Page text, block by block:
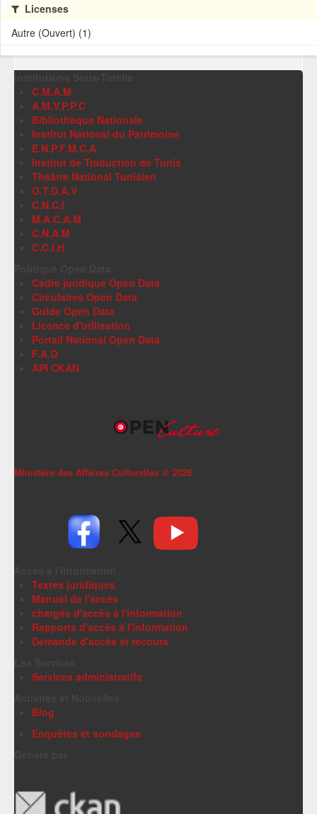
Licenses
Autre (Ouvert) (1)
C.M.A.M
A.M.V.P.P.C
Bibliothèque Nationale
Institut National du Patrimoine
E.N.P.F.M.C.A
Institut de Traduction de Tunis
Théâtre National Tunisien
O.T.D.A.V
C.N.C.I
M.A.C.A.M
C.N.A.M
C.C.I.H
Cadre juridique Open Data
Circulaires Open Data
Guide Open Data
Licence d'utilisation
Portail National Open Data
F.A.Q
API CKAN
Ministère des Affaires Culturelles © 2026
Textes juridiques
Manuel de l'accès
chargés d'accès à l'information
Rapports d'accès à l'information
Demande d'accès et recours
Services administratifs
Blog
Enquêtes et sondages